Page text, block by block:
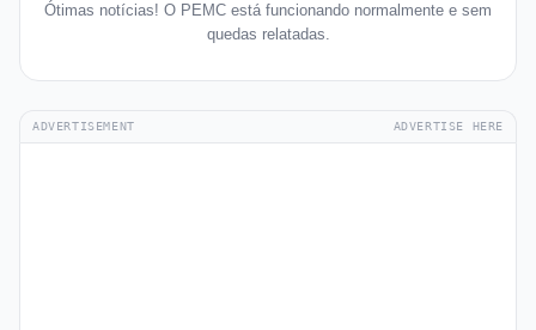
Ótimas notícias! O PEMC está funcionando normalmente e sem
quedas relatadas.
ADVERTISEMENT ADVERTISE HERE